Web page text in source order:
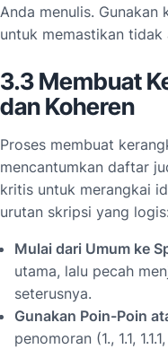
Anda menulis. Gunakan
untuk memastikan
3.3 Membuat
dan Koheren
Proses membuat
mencantumkan daftar
kritis untuk merangkai
urutan skripsi yang
Mulai dari Umum ke
utama, lalu pecah
seterusnya.
Gunakan Poin-Poin
penomoran (1., 1.1,